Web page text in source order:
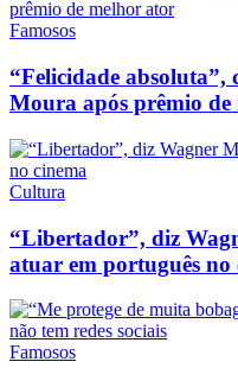
Famosos
“Felicidade absoluta”,
Moura após prêmio
Cultura
“Libertador”, diz
atuar em português no
Famosos